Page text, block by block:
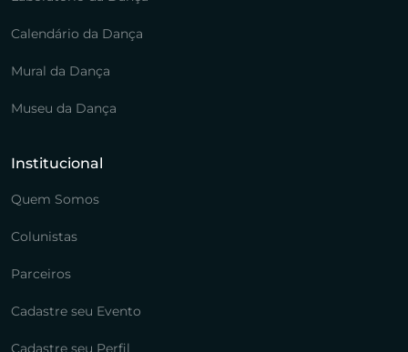
Calendário da Dança
Mural da Dança
Museu da Dança
Institucional
Quem Somos
Colunistas
Parceiros
Cadastre seu Evento
Cadastre seu Perfil